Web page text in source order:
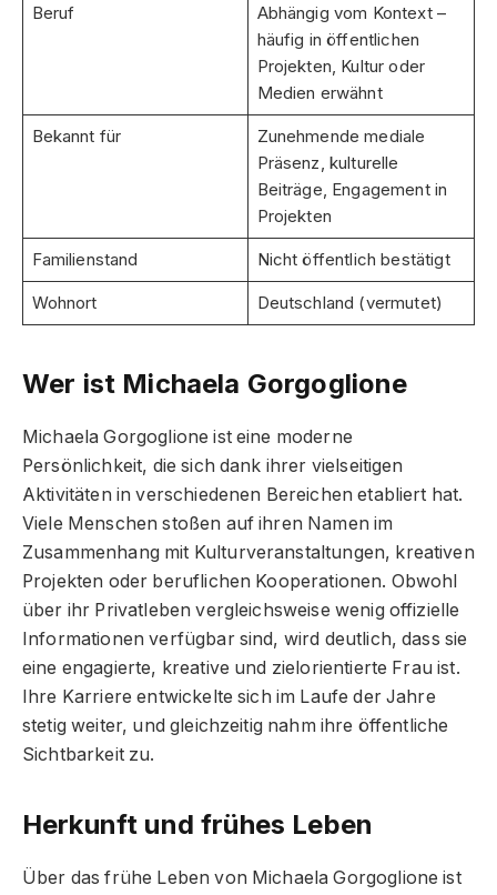
Beruf
Abhängig vom Kontext –
häufig in öffentlichen
Projekten, Kultur oder
Medien erwähnt
Bekannt für
Zunehmende mediale
Präsenz, kulturelle
Beiträge, Engagement in
Projekten
Familienstand Nicht öffentlich bestätigt
Wohnort Deutschland (vermutet)
Wer ist Michaela Gorgoglione
Michaela Gorgoglione ist eine moderne
Persönlichkeit, die sich dank ihrer vielseitigen
Aktivitäten in verschiedenen Bereichen etabliert hat.
Viele Menschen stoßen auf ihren Namen im
Zusammenhang mit Kulturveranstaltungen, kreativen
Projekten oder beruflichen Kooperationen. Obwohl
über ihr Privatleben vergleichsweise wenig offizielle
Informationen verfügbar sind, wird deutlich, dass sie
eine engagierte, kreative und zielorientierte Frau ist.
Ihre Karriere entwickelte sich im Laufe der Jahre
stetig weiter, und gleichzeitig nahm ihre öffentliche
Sichtbarkeit zu.
Herkunft und frühes Leben
Über das frühe Leben von Michaela Gorgoglione ist